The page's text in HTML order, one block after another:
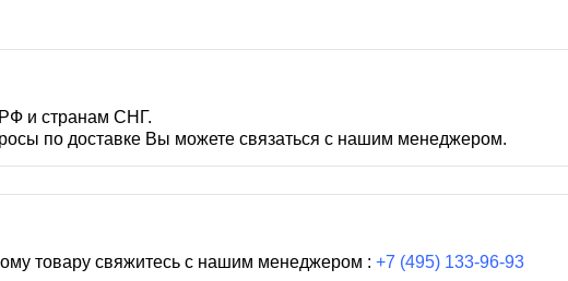
и странам СНГ.
по доставке Вы можете связаться с нашим менеджером.
товару свяжитесь с нашим менеджером : +7 (495) 133-96-93